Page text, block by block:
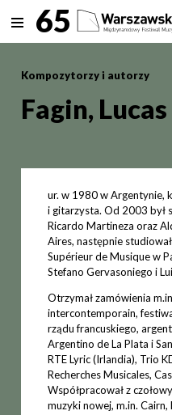
Fagin, Lucas
rozwiń menu
MENU65
Kompozytorzy i autorzy
Fagin, Lucas
ur. w 1980 w Argentynie,
i gitarzysta. Od 2003 był
Ricardo Martineza oraz
Aires, następnie
Supérieur de Musique w
Stefano Gervasoniego i
Otrzymał zamówienia
intercontemporain,
rządu francuskiego,
Argentino de La Plata i
RTE Lyric (Irlandia), Trio
Recherches Musicales,
Współpracował z
muzyki nowej, m.in. Cairn,